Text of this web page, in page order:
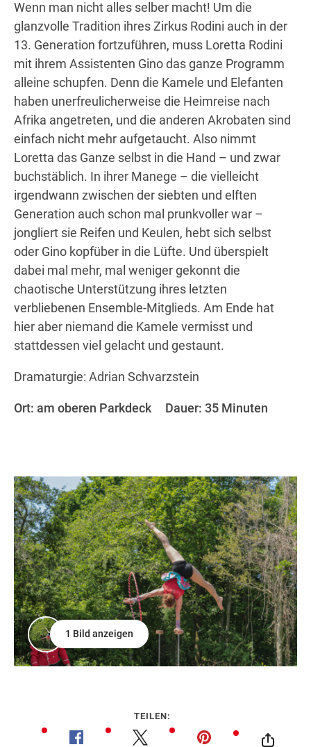
Wegbeschreibung
Wenn man nicht alles selber macht! Um die
glanzvolle Tradition ihres Zirkus Rodini auch in der
13. Generation fortzuführen, muss Loretta Rodini
mit ihrem Assistenten Gino das ganze Programm
alleine schupfen. Denn die Kamele und Elefanten
haben unerfreulicherweise die Heimreise nach
Afrika angetreten, und die anderen Akrobaten sind
einfach nicht mehr aufgetaucht. Also nimmt
Loretta das Ganze selbst in die Hand – und zwar
buchstäblich. In ihrer Manege – die vielleicht
irgendwann zwischen der siebten und elften
Generation auch schon mal prunkvoller war –
jongliert sie Reifen und Keulen, hebt sich selbst
oder Gino kopfüber in die Lüfte. Und überspielt
dabei mal mehr, mal weniger gekonnt die
chaotische Unterstützung ihres letzten
verbliebenen Ensemble-Mitglieds. Am Ende hat
hier aber niemand die Kamele vermisst und
stattdessen viel gelacht und gestaunt.
Dramaturgie: Adrian Schvarzstein
Ort: am oberen Parkdeck Dauer: 35 Minuten
1 Bild anzeigen
TEILEN: